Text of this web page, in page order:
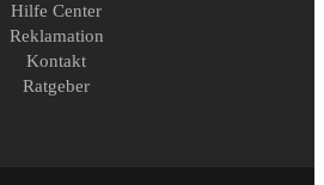
Hilfe Center
Reklamation
Kontakt
Ratgeber